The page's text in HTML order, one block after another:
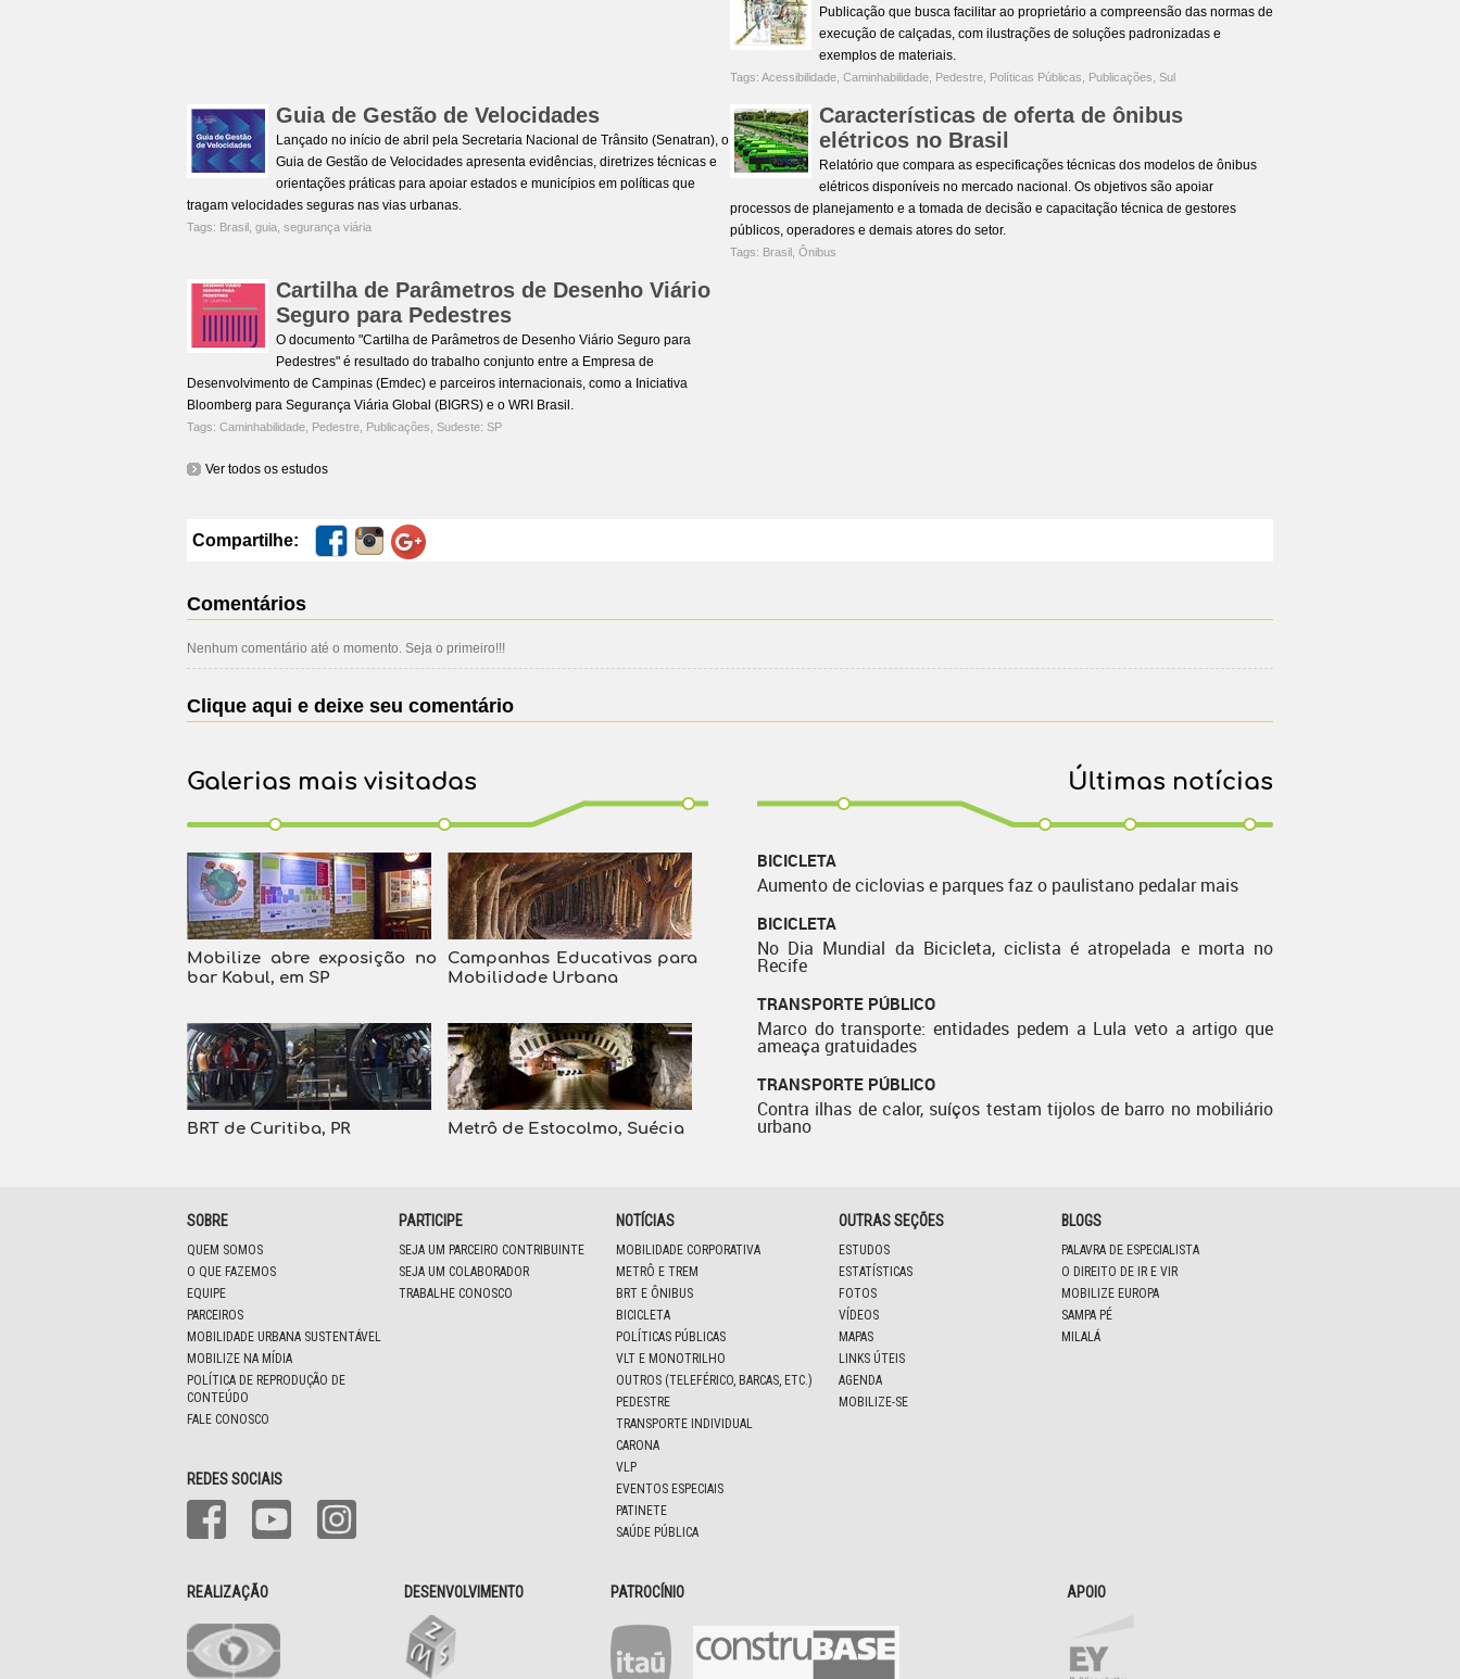
Publicação que busca facilitar ao proprietário a compreensão das normas de
execução de calçadas, com ilustrações de soluções padronizadas e
exemplos de materiais.
Tags: Acessibilidade Caminhabilidade Pedestre Políticas Públicas Publicações Sul
Guia de Gestão de Velocidades
Lançado no início de abril pela Secretaria Nacional de Trânsito (Senatran), o
Guia de Gestão de Velocidades apresenta evidências, diretrizes técnicas e
orientações práticas para apoiar estados e municípios em políticas que
tragam velocidades seguras nas vias urbanas.
Tags: Brasil guia segurança viária
Características de oferta de ônibus
elétricos no Brasil
Relatório que compara as especificações técnicas dos modelos de ônibus
elétricos disponíveis no mercado nacional. Os objetivos são apoiar
processos de planejamento e a tomada de decisão e capacitação técnica de gestores
públicos, operadores e demais atores do setor.
Tags: Brasil Ônibus
Cartilha de Parâmetros de Desenho Viário
Seguro para Pedestres
O documento "Cartilha de Parâmetros de Desenho Viário Seguro para
Pedestres" é resultado do trabalho conjunto entre a Empresa de
Desenvolvimento de Campinas (Emdec) e parceiros internacionais, como a Iniciativa
Bloomberg para Segurança Viária Global (BIGRS) e o WRI Brasil.
Tags: Caminhabilidade Pedestre Publicações Sudeste: SP
Ver todos os estudos
Compartilhe:
Comentários
Nenhum comentário até o momento. Seja o primeiro!!!
Clique aqui e deixe seu comentário
Galerias mais visitadas
Mobilize abre exposição no
bar Kabul, em SP
Campanhas Educativas para
Mobilidade Urbana
BRT de Curitiba, PR Metrô de Estocolmo, Suécia
Últimas notícias
BICICLETA
Aumento de ciclovias e parques faz o paulistano pedalar mais
BICICLETA
No Dia Mundial da Bicicleta, ciclista é atropelada e morta no
Recife
TRANSPORTE PÚBLICO
Marco do transporte: entidades pedem a Lula veto a artigo que
ameaça gratuidades
TRANSPORTE PÚBLICO
Contra ilhas de calor, suíços testam tijolos de barro no mobiliário
urbano
SOBRE
QUEM SOMOS
O QUE FAZEMOS
EQUIPE
PARCEIROS
MOBILIDADE URBANA SUSTENTÁVEL
MOBILIZE NA MÍDIA
POLÍTICA DE REPRODUÇÃO DE
CONTEÚDO
FALE CONOSCO
PARTICIPE
SEJA UM PARCEIRO CONTRIBUINTE
SEJA UM COLABORADOR
TRABALHE CONOSCO
REDES SOCIAIS
NOTÍCIAS
MOBILIDADE CORPORATIVA
METRÔ E TREM
BRT E ÔNIBUS
BICICLETA
POLÍTICAS PÚBLICAS
VLT E MONOTRILHO
OUTROS (TELEFÉRICO, BARCAS, ETC.)
PEDESTRE
TRANSPORTE INDIVIDUAL
CARONA
VLP
EVENTOS ESPECIAIS
PATINETE
SAÚDE PÚBLICA
OUTRAS SEÇÕES
ESTUDOS
ESTATÍSTICAS
FOTOS
VÍDEOS
MAPAS
LINKS ÚTEIS
AGENDA
MOBILIZE-SE
BLOGS
PALAVRA DE ESPECIALISTA
O DIREITO DE IR E VIR
MOBILIZE EUROPA
SAMPA PÉ
MILALÁ
REALIZAÇÃO DESENVOLVIMENTO PATROCÍNIO APOIO